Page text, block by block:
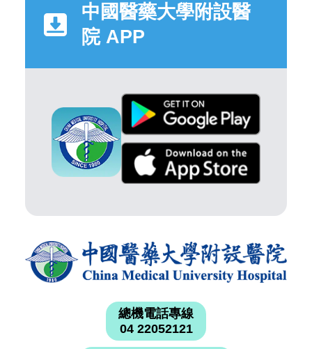
中國醫藥大學附設醫
院 APP
總機電話專線
04 22052121